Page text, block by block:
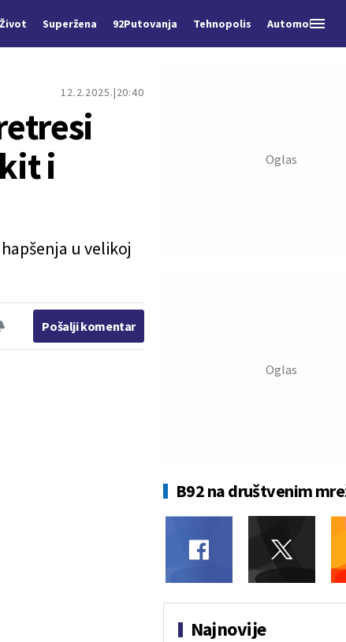
Život Superžena 92Putovanja Tehnopolis Automobili
12.2.2025. 20:40
i
u velikoj
Pošalji komentar
B92 na društvenim
Najnovije